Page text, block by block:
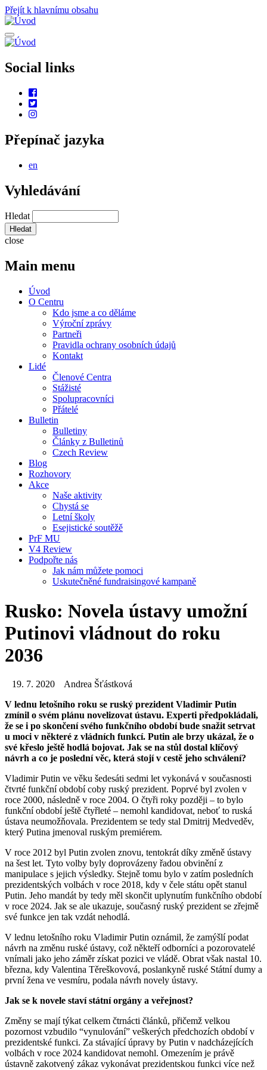
Přejít k hlavnímu obsahu
Social links
Přepínač jazyka
en
Vyhledávání
Hledat
close
Main menu
Úvod
O Centru
Kdo jsme a co děláme
Výroční zprávy
Partneři
Pravidla ochrany osobních údajů
Kontakt
Lidé
Členové Centra
Stážisté
Spolupracovníci
Přátelé
Bulletin
Bulletiny
Články z Bulletinů
Czech Review
Blog
Rozhovory
Akce
Naše aktivity
Chystá se
Letní školy
Esejistické soutěžě
PrF MU
V4 Review
Podpořte nás
Jak nám můžete pomoci
Uskutečněné fundraisingové kampaně
Rusko: Novela ústavy umožní
Putinovi vládnout do roku
2036
19. 7. 2020 Andrea Šťástková
V lednu letošního roku se ruský prezident Vladimir Putin
zmínil o svém plánu novelizovat ústavu. Experti předpokládali,
že se i po skončení svého funkčního období bude snažit setrvat
u moci v některé z vládních funkcí. Putin ale brzy ukázal, že o
své křeslo ještě hodlá bojovat. Jak se na stůl dostal klíčový
návrh a co je poslední věc, která stojí v cestě jeho schválení?
Vladimir Putin ve věku šedesáti sedmi let vykonává v současnosti
čtvrté funkční období coby ruský prezident. Poprvé byl zvolen v
roce 2000, následně v roce 2004. O čtyři roky později – to bylo
funkční období ještě čtyřleté – nemohl kandidovat, neboť to ruská
ústava neumožňovala. Prezidentem se tedy stal Dmitrij Medveděv,
který Putina jmenoval ruským premiérem.
V roce 2012 byl Putin zvolen znovu, tentokrát díky změně ústavy
na šest let. Tyto volby byly doprovázeny řadou obvinění z
manipulace s jejich výsledky. Stejně tomu bylo v zatím posledních
prezidentských volbách v roce 2018, kdy v čele státu opět stanul
Putin. Jeho mandát by tedy měl skončit uplynutím funkčního období
v roce 2024. Jak se ale ukazuje, současný ruský prezident se zřejmě
své funkce jen tak vzdát nehodlá.
V lednu letošního roku Vladimir Putin oznámil, že zamýšlí podat
návrh na změnu ruské ústavy, což někteří odborníci a pozorovatelé
vnímali jako jeho záměr získat pozici ve vládě. Obrat však nastal 10.
března, kdy Valentina Těreškovová, poslankyně ruské Státní dumy a
první žena ve vesmíru, podala návrh novely ústavy.
Jak se k novele staví státní orgány a veřejnost?
Změny se mají týkat celkem čtrnácti článků, přičemž velkou
pozornost vzbudilo “vynulování” veškerých předchozích období v
prezidentské funkci. Za stávající úpravy by Putin v nadcházejících
volbách v roce 2024 kandidovat nemohl. Omezením je právě
ústavně zakotvený zákaz vykonávat prezidentskou funkci více než